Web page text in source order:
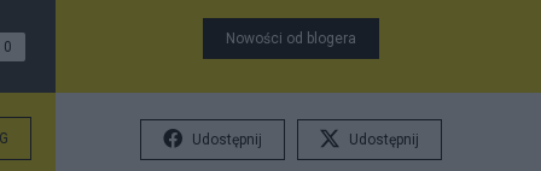
0
że to, co piszę może pomóc - notki są dostępne
w formie materiału w serwisie YouTube
Nowości od blogera
Udostępnij Udostępnij